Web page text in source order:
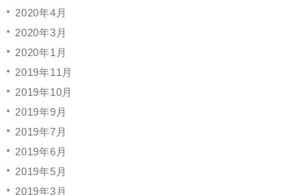
2020年4月
2020年3月
2020年1月
2019年11月
2019年10月
2019年9月
2019年7月
2019年6月
2019年5月
2019年3月